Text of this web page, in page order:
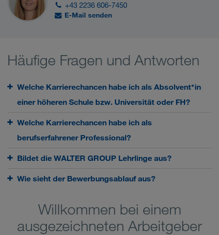
+43 2236 606-7450
E-Mail senden
Häufige Fragen und Antworten
Welche Karrierechancen habe ich als Absolvent*in
einer höheren Schule bzw. Universität oder FH?
Welche Karrierechancen habe ich als
berufserfahrener Professional?
Bildet die WALTER GROUP Lehrlinge aus?
Wie sieht der Bewerbungsablauf aus?
Willkommen bei einem
ausgezeichneten Arbeitgeber